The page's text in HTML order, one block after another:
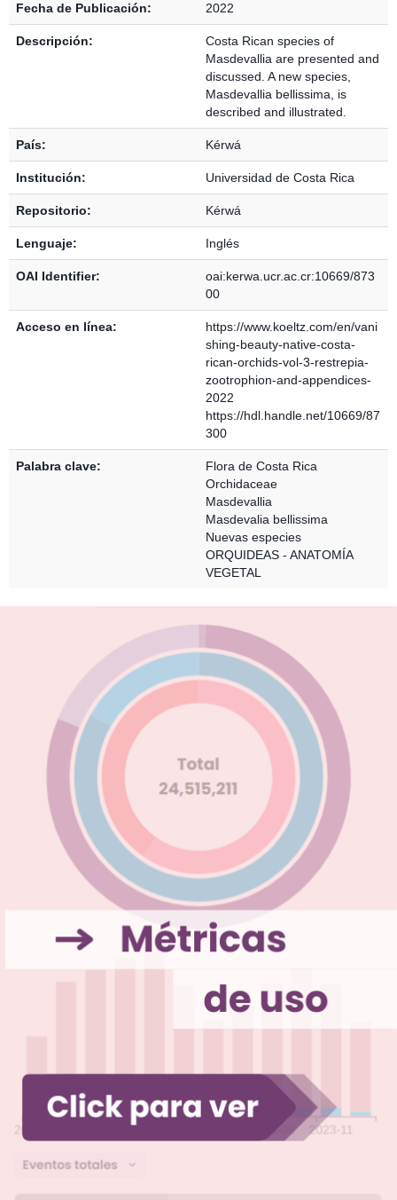
Fecha de Publicación: 2022
Descripción:
Costa Rican species of
Masdevallia are presented and
discussed. A new species,
Masdevallia bellissima, is
described and illustrated.
País: Kérwá
Institución: Universidad de Costa Rica
Repositorio: Kérwá
Lenguaje: Inglés
OAI Identifier:
oai:kerwa.ucr.ac.cr:10669/873
00
Acceso en línea:
https://www.koeltz.com/en/vani
shing-beauty-native-costa-
rican-orchids-vol-3-restrepia-
zootrophion-and-appendices-
2022
https://hdl.handle.net/10669/87
300
Palabra clave:
Flora de Costa Rica
Orchidaceae
Masdevallia
Masdevalia bellissima
Nuevas especies
ORQUIDEAS - ANATOMÍA
VEGETAL